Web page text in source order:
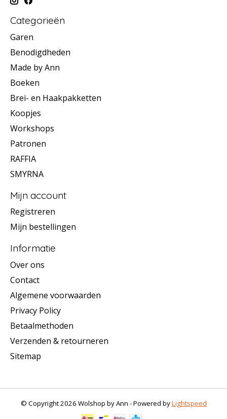
Categorieën
Garen
Benodigdheden
Made by Ann
Boeken
Brei- en Haakpakketten
Koopjes
Workshops
Patronen
RAFFIA
SMYRNA
Mijn account
Registreren
Mijn bestellingen
Informatie
Over ons
Contact
Algemene voorwaarden
Privacy Policy
Betaalmethoden
Verzenden & retourneren
Sitemap
© Copyright 2026 Wolshop by Ann - Powered byLightspeed